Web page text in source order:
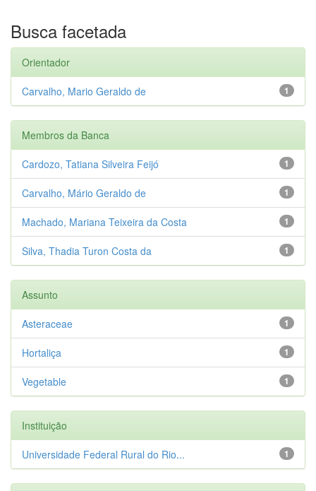
Busca facetada
Orientador
1
Carvalho, Mario Geraldo de
Membros da Banca
1
Cardozo, Tatiana Silveira Feijó
1
Carvalho, Mário Geraldo de
1
Machado, Mariana Teixeira da Costa
1
Silva, Thadia Turon Costa da
Assunto
1
Asteraceae
1
Hortaliça
1
Vegetable
Instituição
1
Universidade Federal Rural do Rio...